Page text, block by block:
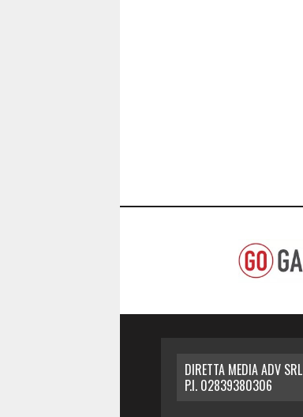
DIRETTA MEDIA ADV SRL
P.I. 02839380306